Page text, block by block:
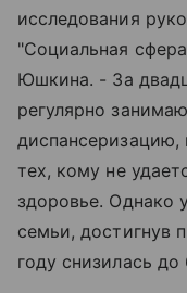
исследования
"Социальная
Юшкина. - За
регулярно
диспансеризацию,
тех, кому не
здоровье. Однако
семьи, достигнув
году снизилась до